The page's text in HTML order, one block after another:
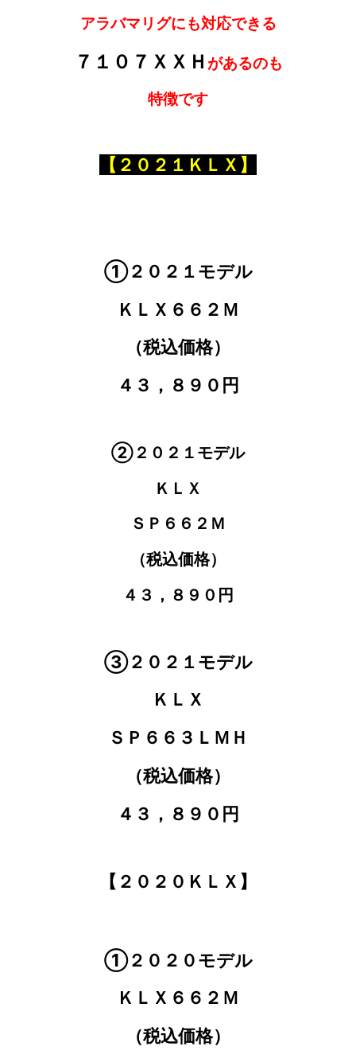
アラバマリグにも対応できる
７１０７ＸＸＨ があるのも
特徴です
【２０２１ＫＬＸ】
①２０２１モデル
ＫＬＸ６６２Ｍ
（税込価格）
４３，８９０円
②２０２１モデル
ＫＬＸ
ＳＰ６６２Ｍ
（税込価格）
４３，８９０円
③２０２１モデル
ＫＬＸ
ＳＰ６６３ＬＭＨ
（税込価格）
４３，８９０円
【２０２０ＫＬＸ】
①２０２０モデル
ＫＬＸ６６２Ｍ
（税込価格）